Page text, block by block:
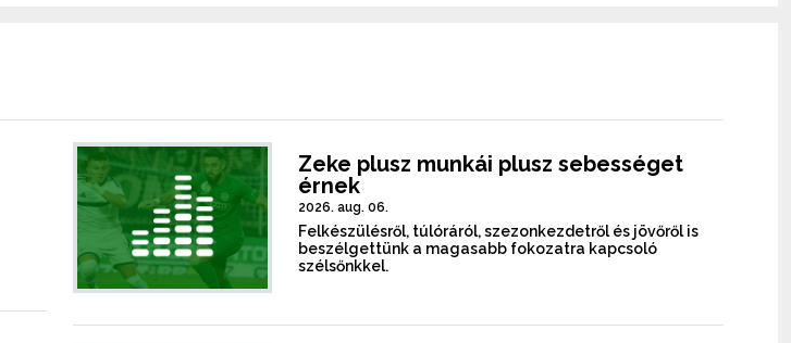
Zeke plusz munkái plusz sebességet
érnek
2026. aug. 06.
Felkészülésről, túlóráról, szezonkezdetről és jövőről is
beszélgettünk a magasabb fokozatra kapcsoló
szélsőnkkel.